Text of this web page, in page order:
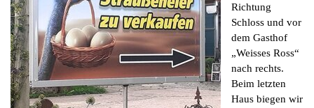
Richtung
Schloss und vor
dem Gasthof
„Weisses Ross“
nach rechts.
Beim letzten
Haus biegen wir